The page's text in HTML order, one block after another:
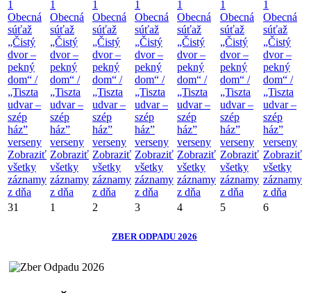
1
Obecná
súťaž
„Čistý
dvor –
pekný
dom“ /
„Tiszta
udvar –
szép
ház”
verseny
Zobraziť
všetky
záznamy
z dňa
1
Obecná
súťaž
„Čistý
dvor –
pekný
dom“ /
„Tiszta
udvar –
szép
ház”
verseny
Zobraziť
všetky
záznamy
z dňa
1
Obecná
súťaž
„Čistý
dvor –
pekný
dom“ /
„Tiszta
udvar –
szép
ház”
verseny
Zobraziť
všetky
záznamy
z dňa
1
Obecná
súťaž
„Čistý
dvor –
pekný
dom“ /
„Tiszta
udvar –
szép
ház”
verseny
Zobraziť
všetky
záznamy
z dňa
1
Obecná
súťaž
„Čistý
dvor –
pekný
dom“ /
„Tiszta
udvar –
szép
ház”
verseny
Zobraziť
všetky
záznamy
z dňa
1
Obecná
súťaž
„Čistý
dvor –
pekný
dom“ /
„Tiszta
udvar –
szép
ház”
verseny
Zobraziť
všetky
záznamy
z dňa
1
Obecná
súťaž
„Čistý
dvor –
pekný
dom“ /
„Tiszta
udvar –
szép
ház”
verseny
Zobraziť
všetky
záznamy
z dňa
31
1 2 3 4 5 6
ZBER ODPADU 2026